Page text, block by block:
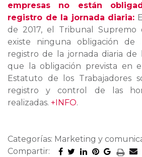
empresas no están
registro de la jornada diaria:
de 2017, el Tribunal Supremo
existe ninguna obligación
registro de la jornada diaria de
que la obligación prevista en
Estatuto de los Trabajadores
registro y control de las
realizadas. +INFO.
Categorías: Marketing y
Compartir: